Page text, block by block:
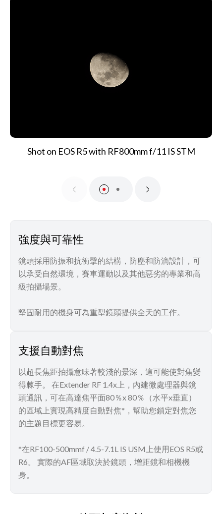
Shot on EOS R5 with RF800mm f/11 IS STM
強度與可靠性
鏡頭採用防振和抗衝擊的結構，防塵和防滴設計，可
以承受自然環境，賽車運動以及其他惡劣的專業和高
級拍攝場景。
堅固耐用的機身可為重型鏡頭提供全天的工作。
支援自動對焦
以超長焦距拍攝意味著較淺的景深，這可能使對焦變
得棘手。 在Extender RF 1.4x上，內建微處理器與鏡
頭通訊，可在高達焦平面80％x 80％（水平x垂直）
的區域上實現高精度自動對焦*，幫助您鎖定對焦您
的主題目標更容易。
*在RF100-500mmf / 4.5-7.1L IS USM上使用EOS R5或
R6。 實際的AF區域取決於鏡頭，增距鏡和相機機
身。